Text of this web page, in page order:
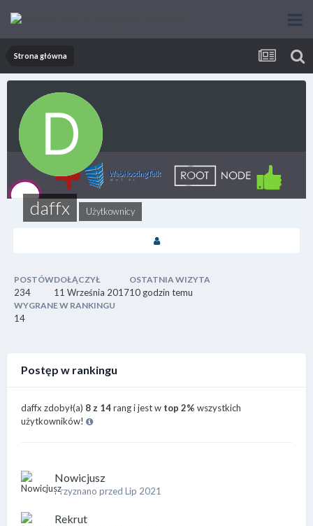
Strona główna
daffx Użytkownicy
POSTÓW
234
DOŁĄCZYŁ
11 Września 2017
OSTATNIA WIZYTA
10 godzin temu
WYGRANE W RANKINGU
14
Postęp w rankingu
daffx zdobył(a) 8 z 14rang i jest w top 2% wszystkich
użytkowników!
Nowicjusz
Przyznano przed Lip 2021
Rekrut